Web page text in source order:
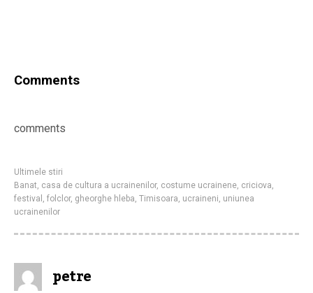
Comments
comments
Ultimele stiri
Banat, casa de cultura a ucrainenilor, costume ucrainene, criciova,
festival , folclor, gheorghe hleba, Timisoara, ucraineni, uniunea
ucrainenilor
petre